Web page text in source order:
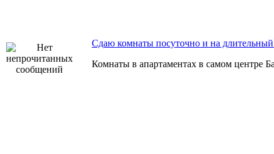
Сдаю комнаты посуточно и на длительный
Комнаты в апартаментах в самом центре